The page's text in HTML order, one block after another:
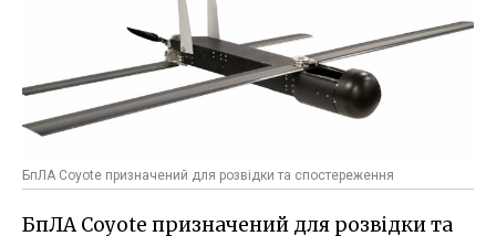
БпЛА Coyote призначений для розвідки та спостереження
БпЛА Coyote призначений для розвідки та